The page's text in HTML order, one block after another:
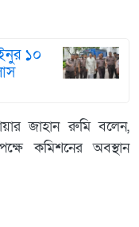
১০
জাহান রুমি বলেন,
কমিশনের অবস্থান